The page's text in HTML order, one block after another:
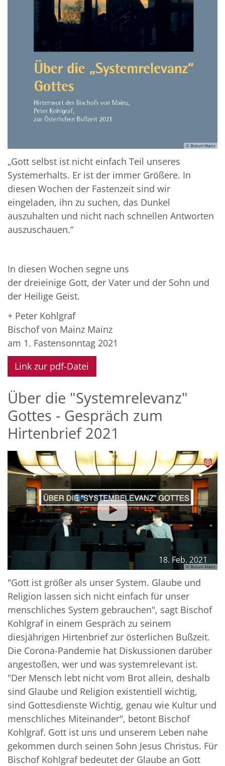
© Bistum Mainz
„Gott selbst ist nicht einfach Teil unseres
Systemerhalts. Er ist der immer Größere. In
diesen Wochen der Fastenzeit sind wir
eingeladen, ihn zu suchen, das Dunkel
auszuhalten und nicht nach schnellen Antworten
auszuschauen.“
In diesen Wochen segne uns
der dreieinige Gott, der Vater und der Sohn und
der Heilige Geist.
+ Peter Kohlgraf
Bischof von Mainz Mainz
am 1. Fastensonntag 2021
Link zur pdf-Datei
Über die "Systemrelevanz"
Gottes - Gespräch zum
Hirtenbrief 2021
18. Feb. 2021
© Bistum Mainz
"Gott ist größer als unser System. Glaube und
Religion lassen sich nicht einfach für unser
menschliches System gebrauchen", sagt Bischof
Kohlgraf in einem Gespräch zu seinem
diesjährigen Hirtenbrief zur österlichen Bußzeit.
Die Corona-Pandemie hat Diskussionen darüber
angestoßen, wer und was systemrelevant ist.
"Der Mensch lebt nicht vom Brot allein, deshalb
sind Glaube und Religion existentiell wichtig,
sind Gottesdienste Wichtig, genau wie Kultur und
menschliches Miteinander", betont Bischof
Kohlgraf. Gott ist uns und unserem Leben nahe
gekommen durch seinen Sohn Jesus Christus. Für
Bischof Kohlgraf bedeutet der Glaube an Gott